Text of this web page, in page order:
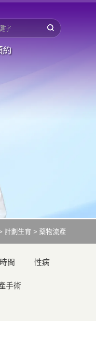
約
計劃生育 > 藥物流產
間 性病
手術